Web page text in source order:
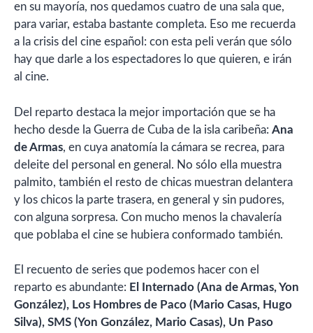
en su mayoría, nos quedamos cuatro de una sala que,
para variar, estaba bastante completa. Eso me recuerda
a la crisis del cine español: con esta peli verán que sólo
hay que darle a los espectadores lo que quieren, e irán
al cine.
Del reparto destaca la mejor importación que se ha
hecho desde la Guerra de Cuba de la isla caribeña: Ana
de Armas, en cuya anatomía la cámara se recrea, para
deleite del personal en general. No sólo ella muestra
palmito, también el resto de chicas muestran delantera
y los chicos la parte trasera, en general y sin pudores,
con alguna sorpresa. Con mucho menos la chavalería
que poblaba el cine se hubiera conformado también.
El recuento de series que podemos hacer con el
reparto es abundante: El Internado (Ana de Armas, Yon
González), Los Hombres de Paco (Mario Casas, Hugo
Silva), SMS (Yon González, Mario Casas), Un Paso